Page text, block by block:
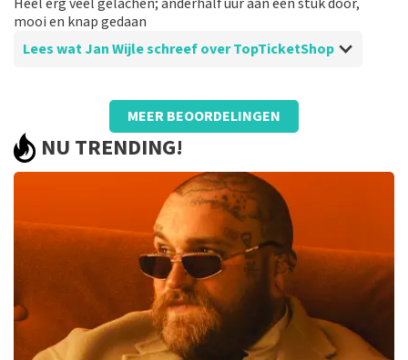
mooi en knap gedaan
Lees wat Jan Wijle schreef over TopTicketShop
Beoordeling van Jan Wijle overTopTicketShop
verliep goed
prima
MEER BEOORDELINGEN
NU TRENDING!